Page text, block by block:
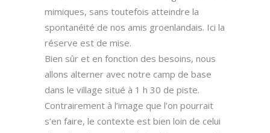
mimiques, sans toutefois atteindre la
spontanéité de nos amis groenlandais. Ici la
réserve est de mise.
Bien sûr et en fonction des besoins, nous
allons alterner avec notre camp de base
dans le village situé à 1 h 30 de piste.
Contrairement à l’image que l’on pourrait
s’en faire, le contexte est bien loin de celui